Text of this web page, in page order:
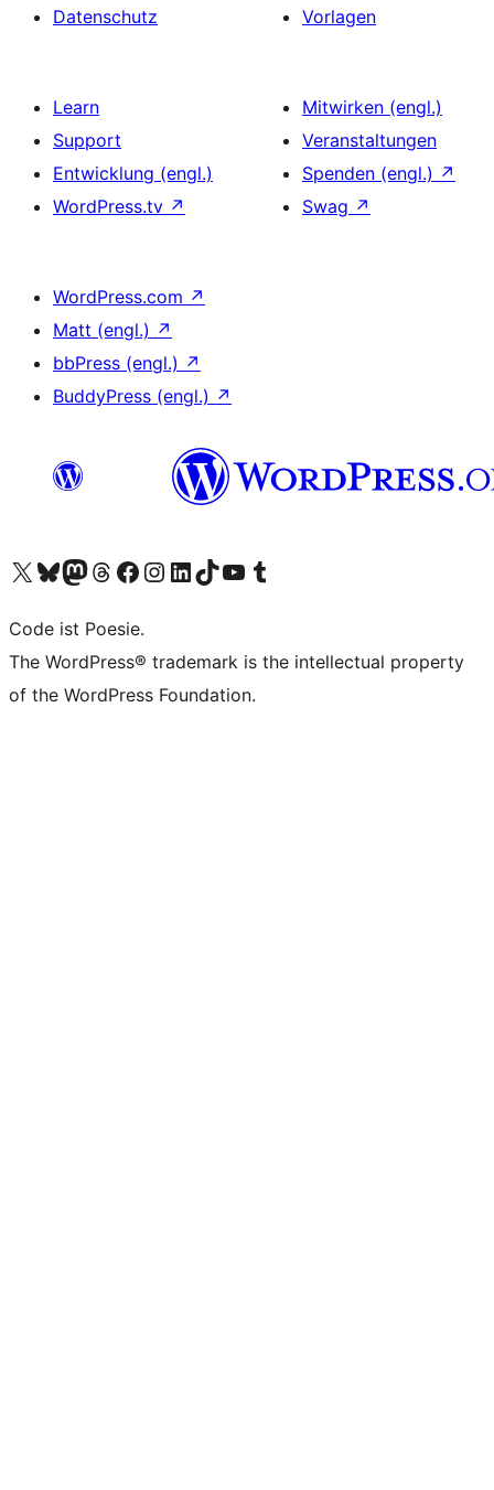
Datenschutz
Vorlagen
Learn
Support
Entwicklung (engl.)
WordPress.tv ↗
Mitwirken (engl.)
Veranstaltungen
Spenden (engl.) ↗
Swag ↗
WordPress.com ↗
Matt (engl.) ↗
bbPress (engl.) ↗
BuddyPress (engl.) ↗
Das X-Konto (früher Twitter) von WordPress.org besuchen
Das Bluesky-Konto von WordPress.org besuchen
Das Mastodon-Konto von WordPress.org besuchen
Das Threads-Konto von WordPress.org besuchen
Die Facebook-Seite von WordPress.org besuchen
Das Instagram-Konto von WordPress.org besuchen
Das LinkedIn-Konto von WordPress.org besuchen
Das TikTok-Konto von WordPress.org besuchen
Den YouTube-Kanal von WordPress.org besuchen
Das Tumblr-Konto von WordPress.org besuchen
Code ist Poesie.
The WordPress® trademark is the intellectual property
of the WordPress Foundation.